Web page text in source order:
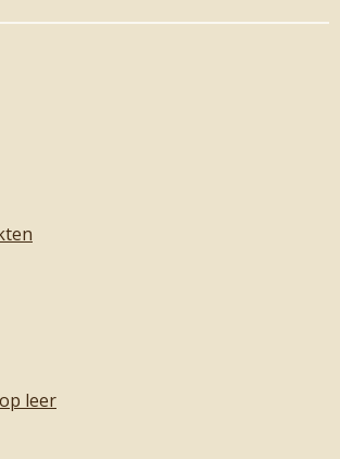
leer